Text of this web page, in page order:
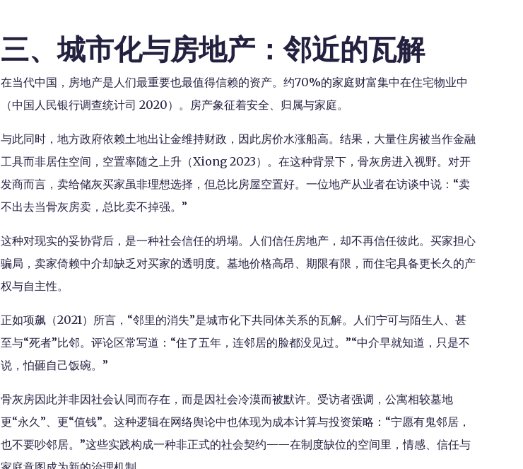
三、城市化与房地产：邻近的瓦解
在当代中国，房地产是人们最重要也最值得信赖的资产。约70%的家庭财富集中在住宅物业中
（中国人民银行调查统计司 2020）。房产象征着安全、归属与家庭。
与此同时，地方政府依赖土地出让金维持财政，因此房价水涨船高。结果，大量住房被当作金融
工具而非居住空间，空置率随之上升（Xiong 2023）。在这种背景下，骨灰房进入视野。对开
发商而言，卖给储灰买家虽非理想选择，但总比房屋空置好。一位地产从业者在访谈中说：“卖
不出去当骨灰房卖，总比卖不掉强。”
这种对现实的妥协背后，是一种社会信任的坍塌。人们信任房地产，却不再信任彼此。买家担心
骗局，卖家倚赖中介却缺乏对买家的透明度。墓地价格高昂、期限有限，而住宅具备更长久的产
权与自主性。
正如项飙（2021）所言，“邻里的消失”是城市化下共同体关系的瓦解。人们宁可与陌生人、甚
至与“死者”比邻。评论区常写道：“住了五年，连邻居的脸都没见过。”“中介早就知道，只是不
说，怕砸自己饭碗。”
骨灰房因此并非因社会认同而存在，而是因社会冷漠而被默许。受访者强调，公寓相较墓地
更“永久”、更“值钱”。这种逻辑在网络舆论中也体现为成本计算与投资策略：“宁愿有鬼邻居，
也不要吵邻居。”这些实践构成一种非正式的社会契约——在制度缺位的空间里，情感、信任与